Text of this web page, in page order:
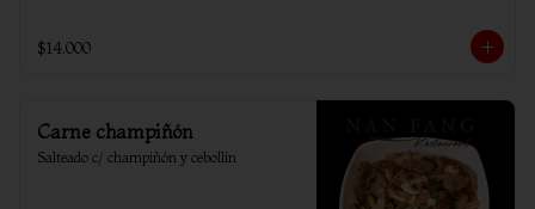
$14.000
Carne champiñón
Salteado c/ champiñón y cebollín